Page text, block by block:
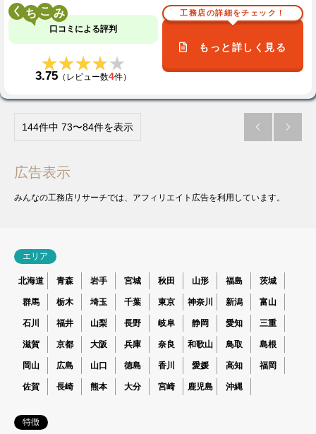
く こ
口コミによる評判
★★★★★
★★★★★
3.75 （レビュー数4件）
工務店の詳細をチェック！
もっと詳しく見る
144件中 73〜84件を表示  
広告表示
みんなの工務店リサーチでは、アフィリエイト広告を利用しています。
エリア
北海道 青森 岩手 宮城 秋田 山形 福島 茨城
群馬 栃木 埼玉 千葉 東京 神奈川 新潟 富山
石川 福井 山梨 長野 岐阜 静岡 愛知 三重
滋賀 京都 大阪 兵庫 奈良 和歌山 鳥取 島根
岡山 広島 山口 徳島 香川 愛媛 高知 福岡
佐賀 長崎 熊本 大分 宮崎 鹿児島 沖縄
特徴